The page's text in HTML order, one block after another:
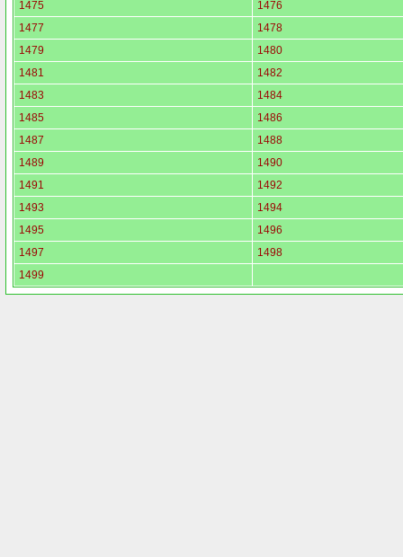
1475
1476
1477
1478
1479
1480
1481
1482
1483
1484
1485
1486
1487
1488
1489
1490
1491
1492
1493
1494
1495
1496
1497
1498
1499